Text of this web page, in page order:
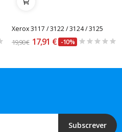
Xerox 3117 / 3122 / 3124 / 3125
19,90 € 17,91 € -10%
Subscrever